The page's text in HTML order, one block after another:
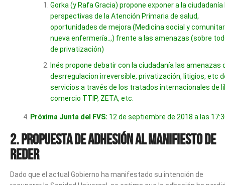
Gorka (y Rafa Gracia) propone exponer a la ciudadanía
perspectivas de la Atención Primaria de salud,
oportunidades de mejora (Medicina social y
nueva enfermería..,) frente a las amenazas (sobre
de privatización)
Inés propone debatir con la ciudadanía las amenazas
desrregulacion irreversible, privatización, litigios, etc
servicios a través de los tratados internacionales de
comercio TTIP, ZETA, etc.
Próxima Junta del FVS: 12 de septiembre de 2018 a las
2. Propuesta de adhesión al manifiesto de
REDER
Dado que el actual Gobierno ha manifestado su intención de